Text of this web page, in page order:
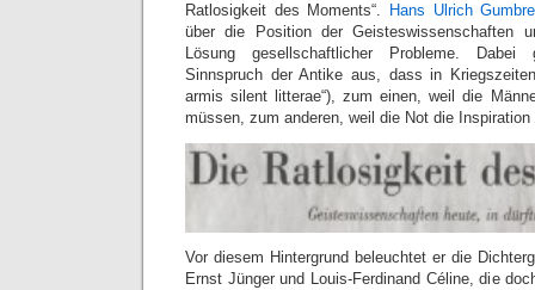
Ratlosigkeit des Moments“.
Hans Ulrich
über die Position der Geisteswissenschaften
Lösung gesellschaftlicher Probleme.
Sinnspruch der Antike aus, dass in
armis silent litterae“), zum einen, weil die
müssen, zum anderen, weil die Not die
Vor diesem Hintergrund beleuchtet er die
Ernst Jünger und Louis-Ferdinand Céline, die